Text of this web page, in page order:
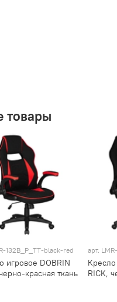
товары
132B_P_TT-black-red
игровое DOBRIN
красная ткань
арт.
RICK,